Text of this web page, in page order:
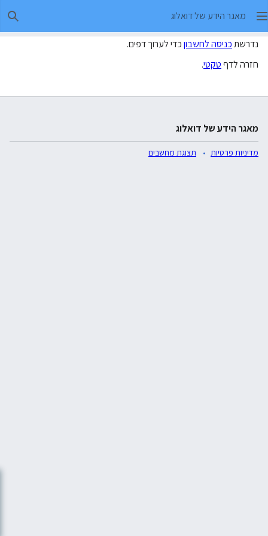
מאגר הידע של דואלוג
נדרשתכניסה לחשבוןכדי לערוך דפים.
חזרה לדףטקטי.
מאגר הידע של דואלוג
מדיניות פרטיות תצוגת מחשבים